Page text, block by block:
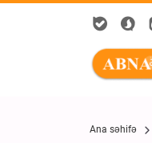
Ana səhifə